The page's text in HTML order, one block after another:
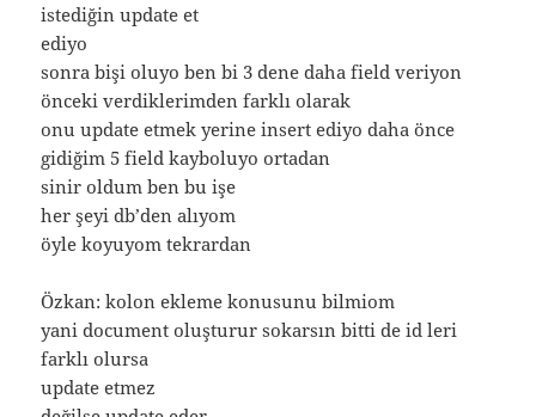
istediğin update et
ediyo
sonra bişi oluyo ben bi 3 dene daha field veriyon
önceki verdiklerimden farklı olarak
onu update etmek yerine insert ediyo daha önce
gidiğim 5 field kayboluyo ortadan
sinir oldum ben bu işe
her şeyi db’den alıyom
öyle koyuyom tekrardan
Özkan: kolon ekleme konusunu bilmiom
yani document oluşturur sokarsın bitti de id leri
farklı olursa
update etmez